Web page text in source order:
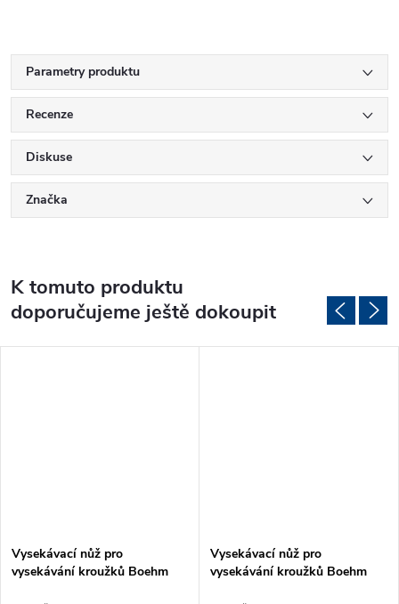
Parametry produktu
Recenze
Diskuse
Značka
K tomuto produktu
doporučujeme ještě dokoupit
Vysekávací nůž pro
vysekávání kroužků Boehm
Vysekávací nůž pro
vysekávání kroužků Boehm